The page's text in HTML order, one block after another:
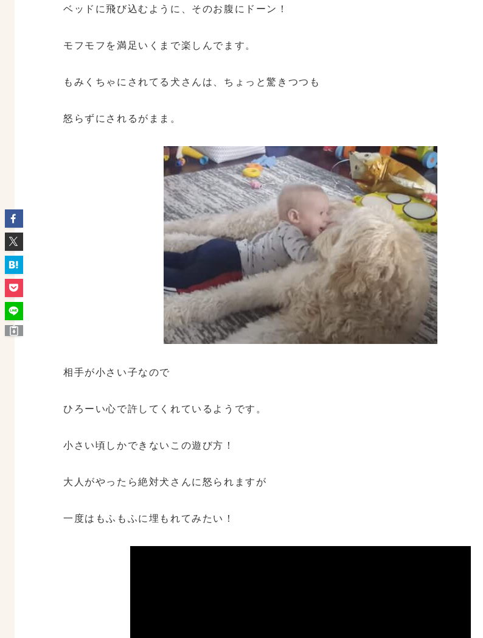
ベッドに飛び込むように、そのお腹にドーン！
モフモフを満足いくまで楽しんでます。
もみくちゃにされてる犬さんは、ちょっと驚きつつも
怒らずにされるがまま。
相手が小さい子なので
ひろーい心で許してくれているようです。
小さい頃しかできないこの遊び方！
大人がやったら絶対犬さんに怒られますが
一度はもふもふに埋もれてみたい！